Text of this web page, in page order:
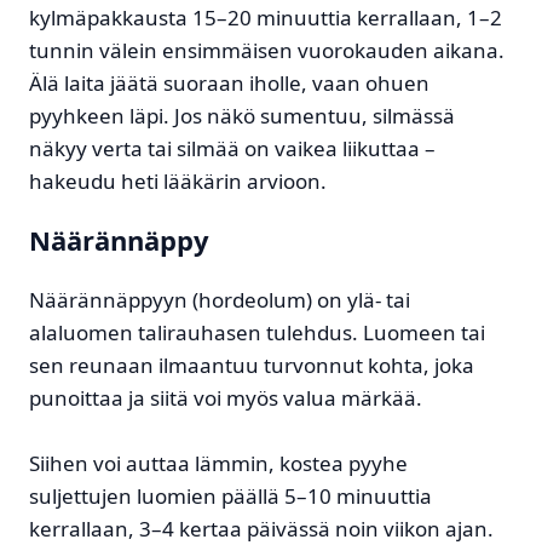
kylmäpakkausta 15–20 minuuttia kerrallaan, 1–2
tunnin välein ensimmäisen vuorokauden aikana.
Älä laita jäätä suoraan iholle, vaan ohuen
pyyhkeen läpi. Jos näkö sumentuu, silmässä
näkyy verta tai silmää on vaikea liikuttaa –
hakeudu heti lääkärin arvioon.
Näärännäppy
Näärännäppyyn (hordeolum) on ylä- tai
alaluomen talirauhasen tulehdus. Luomeen tai
sen reunaan ilmaantuu turvonnut kohta, joka
punoittaa ja siitä voi myös valua märkää.
Siihen voi auttaa lämmin, kostea pyyhe
suljettujen luomien päällä 5–10 minuuttia
kerrallaan, 3–4 kertaa päivässä noin viikon ajan.